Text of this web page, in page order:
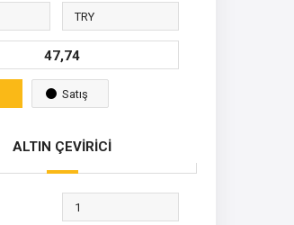
47,74
Satış
ALTIN ÇEVİRİCİ